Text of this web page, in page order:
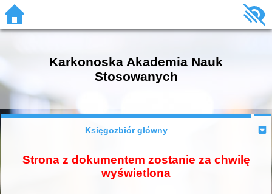
Karkonoska Akademia Nauk
Stosowanych
Księgozbiór główny
Strona z dokumentem zostanie za chwilę
wyświetlona